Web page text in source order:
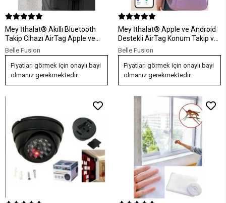
Mey İthalat® Akıllı Bluetooth
Takip Cihazı AirTag Apple ve
Android Uyumlu
Belle Fusion
Fiyatları görmek için onaylı bayi
olmanız gerekmektedir.
Mey İthalat® Apple ve Android
Destekli AirTag Konum Takip ve
Eşya Bulucu
Belle Fusion
Fiyatları görmek için onaylı bayi
olmanız gerekmektedir.